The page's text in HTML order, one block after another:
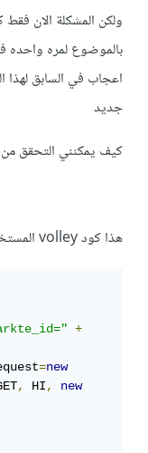
ولكن المشكلة الان
بالموضوع لمره واحده
اعجاب في السابق
جديد
كيف يمكنني التحقق
هذا كود volley المستخدم
+
=new
GET, HI,
new